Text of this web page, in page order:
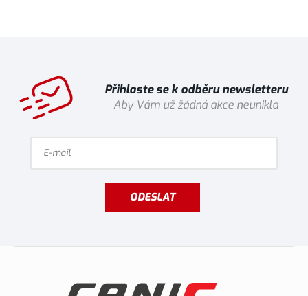
Přihlaste se k odběru newsletteru
Aby Vám už žádná akce neunikla
ODESLAT